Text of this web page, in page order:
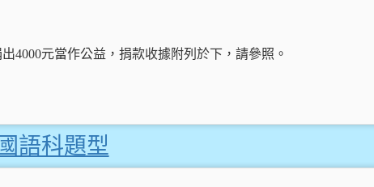
4000元當作公益，捐款收據附列於下，請參照。
語科題型